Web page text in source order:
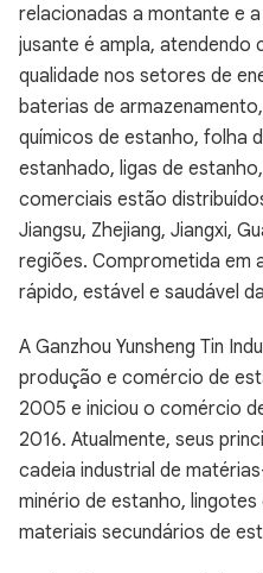
relacionadas a montante e
jusante é ampla, atendendo
qualidade nos setores de
baterias de
químicos de estanho, folha
estanhado, ligas de
comerciais estão
Jiangsu, Zhejiang, Jiangxi,
regiões. Comprometida em
rápido, estável e saudável
A Ganzhou Yunsheng Tin
produção e comércio de
2005 e iniciou o comércio
2016. Atualmente, seus
cadeia industrial de
minério de estanho,
materiais secundários de